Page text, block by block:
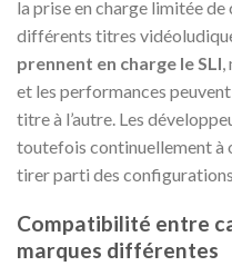
la prise en charge limitée
différents titres
prennent en charge le SLI
et les performances
titre à l’autre. Les
toutefois continuellement à
tirer parti des configurations
Compatibilité entre
marques différentes